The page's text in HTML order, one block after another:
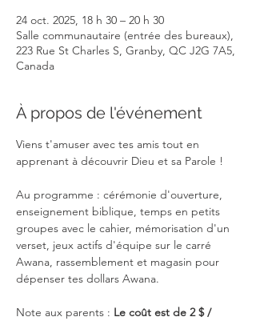
24 oct. 2025, 18 h 30 – 20 h 30
Salle communautaire (entrée des bureaux),
223 Rue St Charles S, Granby, QC J2G 7A5,
Canada
À propos de l'événement
Viens t'amuser avec tes amis tout en
apprenant à découvrir Dieu et sa Parole !
Au programme : cérémonie d'ouverture,
enseignement biblique, temps en petits
groupes avec le cahier, mémorisation d'un
verset, jeux actifs d'équipe sur le carré
Awana, rassemblement et magasin pour
dépenser tes dollars Awana.
Note aux parents : Le coût est de 2 $ /